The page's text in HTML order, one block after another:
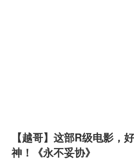
【越哥】这部R级电影，
神！《永不妥协》